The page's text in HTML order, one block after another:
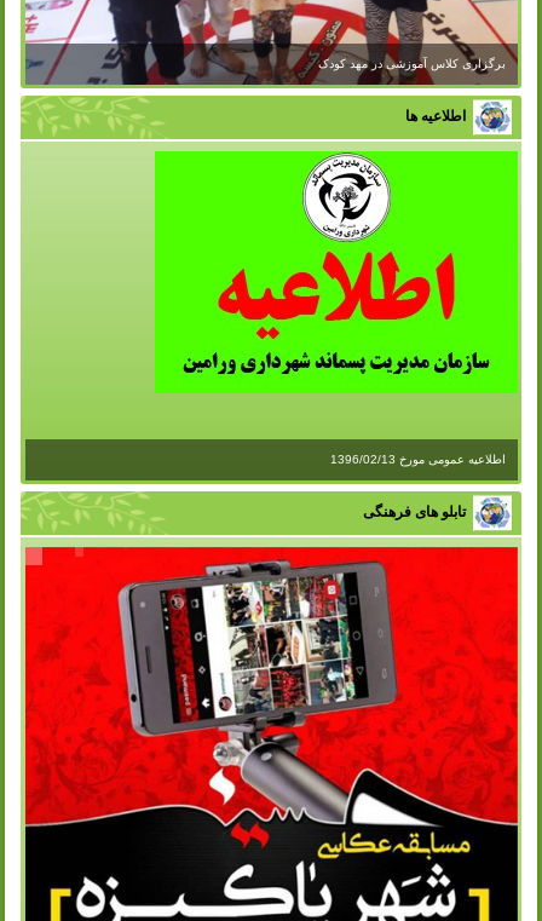
برگزاری کلاس آموزشی در مهد کودک
اطلاعیه ها
اطلاعیه عمومی مورخ 1396/02/13
تابلو های فرهنگی